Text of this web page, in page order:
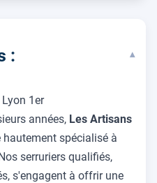
: ▾
1er
années, Les Artisans
spécialisé à
serruriers qualifiés,
s'engagent à offrir une